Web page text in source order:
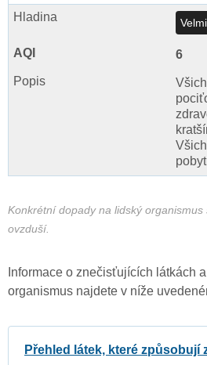
6
Konkrétní dopady na lidský
ovzduší.
Informace o znečisťujících látkách
organismus najdete v níže
Přehled látek, které způsobují